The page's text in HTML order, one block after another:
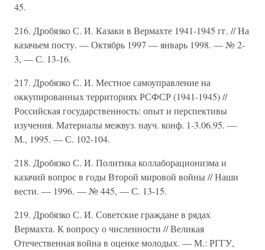
45.
216. Дробязко С. И. Казаки в Вермахте 1941-1945 гг. // На
казачьем посту. — Октябрь 1997 — январь 1998. — № 2-
3, — С. 13-16.
217. Дробязко С. И. Местное самоуправление на
оккупированных территориях РСФСР (1941-1945) //
Российская государственность: опыт и перспективы
изучения. Материалы межвуз. науч. конф. 1-3.06.95. —
М., 1995. — С. 102-104.
218. Дробязко С. И. Политика коллаборационизма и
казачий вопрос в годы Второй мировой войны // Наши
вести. — 1996. — № 445, — С. 13-15.
219. Дробязко С. И. Советские граждане в рядах
Вермахта. К вопросу о численности // Великая
Отечественная война в оценке молодых. — М.: РГГУ,